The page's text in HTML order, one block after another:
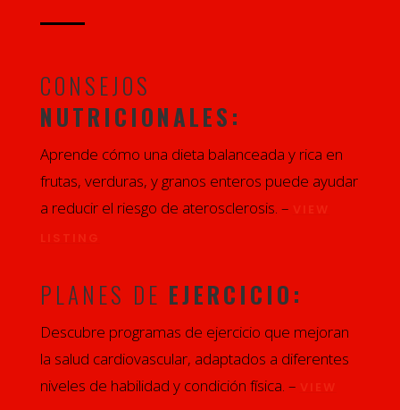
CONSEJOS
NUTRICIONALES:
Aprende cómo una dieta balanceada y rica en
frutas, verduras, y granos enteros puede ayudar
a reducir el riesgo de aterosclerosis. – VIEW
PLANES DE EJERCICIO:
Descubre programas de ejercicio que mejoran
la salud cardiovascular, adaptados a diferentes
niveles de habilidad y condición física. – VIEW